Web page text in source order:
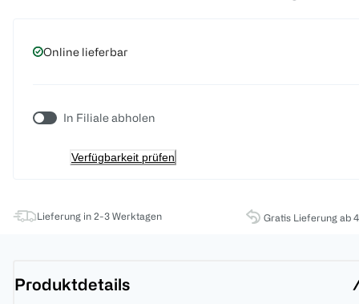
Online lieferbar
In Filiale abholen
Verfügbarkeit prüfen
Lieferung in 2-3 Werktagen Gratis Lieferung ab
Produktdetails